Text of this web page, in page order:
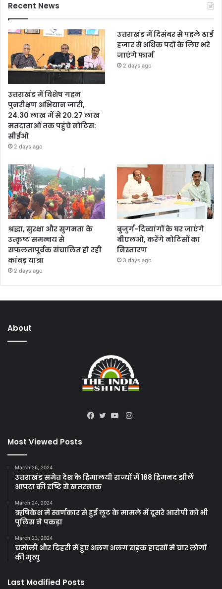
Recent News
उत्तराखंड में विशेष गहन
पुनरीक्षण अभियान जारी,
24.30 लाख में से 20.27 लाख
मतदाताओं तक पहुंचे नोटिस:
सीईओ
2 days ago
उत्तराखंड में दिसंबर से पहले ढाई
हजार से अधिक पदों के लिए भरे
जाएंगे फार्म
2 days ago
श्रद्धा, सुरक्षा और सुगमता के
उत्कृष्ट समन्वय से
सफलतापूर्वक संचालित हो रही
कांवड़ यात्रा
2 days ago
बुजुर्ग-दिव्यांगों के घर जाएंगे
बीएलओ, करेंगे नोटिसों का
निस्तारण
3 days ago
About
Instagram
Most Viewed Posts
March 26, 2024
उत्तराखंड समेत देश के हिमालयी राज्यों में 188 हिमनद झीलें
आपदा की दृष्टि से खतरनाक
March 24, 2024
ऋषिकेश में स्वर्णकार से हुई लूट के मामले में दूसरे आरोपी को भी
पुलिस ने पकड़ा
March 23, 2024
चमोली और टिहरी में हुए अलग अलग सड़क हादसों में चार लोगों
की मृत्यु
Last Modified Posts